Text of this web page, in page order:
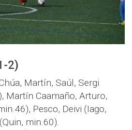
2)
Martín, Saúl, Sergi
Martín Caamaño, Arturo,
Pesco, Deivi (Iago,
min.60).